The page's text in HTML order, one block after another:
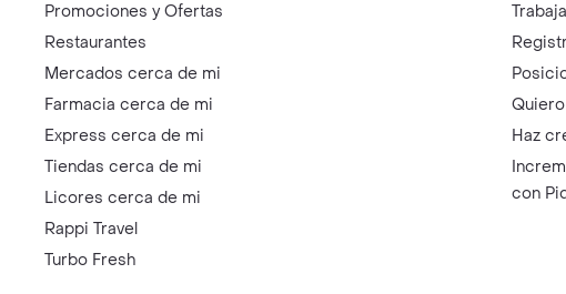
Promociones y Ofertas
Restaurantes
Mercados cerca de mi
Farmacia cerca de mi
Express cerca de mi
Tiendas cerca de mi
Licores cerca de mi
Rappi Travel
Turbo Fresh
Haz
con